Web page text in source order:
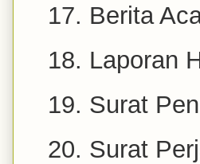
Berita
Laporan
Surat
Surat